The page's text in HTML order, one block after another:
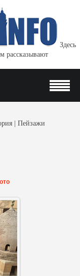
Здесь
рассказывают
| Пейзажи